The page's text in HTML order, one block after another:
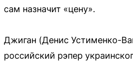
сам назначит «цену».
Джиган (Денис Устименко-
российский рэпер